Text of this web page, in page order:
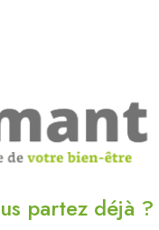
partez déjà ?